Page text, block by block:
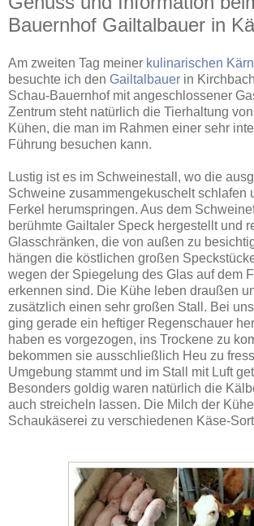
Bauernhof Gailtalbauer in
Am zweiten Tag meiner kulinarischen
besuchte ich den Gailtalbauer in
Schau-Bauernhof mit angeschlossener
Zentrum steht natürlich die Tierhaltung
Kühen, die man im Rahmen einer sehr
Führung besuchen kann.
Lustig ist es im Schweinestall, wo die
Schweine zusammengekuschelt schlafen
Ferkel herumspringen. Aus dem
berühmte Gailtaler Speck hergestellt und
Glasschränken, die von außen zu
hängen die köstlichen großen
wegen der Spiegelung des Glas auf dem
erkennen sind. Die Kühe leben draußen
zusätzlich einen sehr großen Stall. Bei
ging gerade ein heftiger Regenschauer
haben es vorgezogen, ins Trockene zu
bekommen sie ausschließlich Heu zu
Umgebung stammt und im Stall mit Luft
Besonders goldig waren natürlich die
auch streicheln lassen. Die Milch der
Schaukäserei zu verschiedenen Käse-